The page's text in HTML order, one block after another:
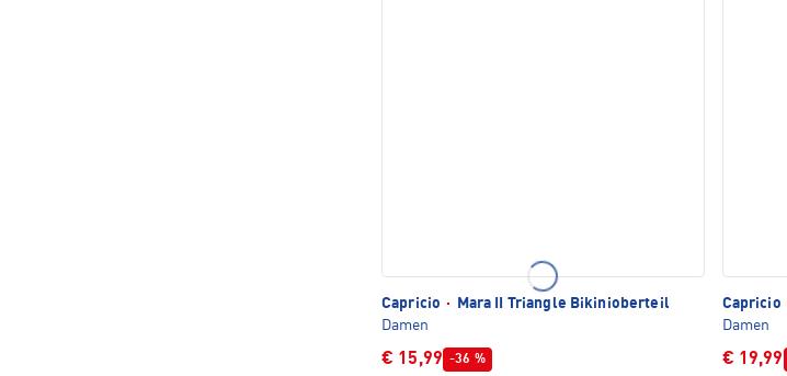
Capricio ·
Mara II Triangle Bikinioberteil
Damen
€ 15,99 -36 %
Capricio
Damen
€ 19,99